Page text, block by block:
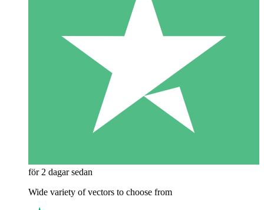
för 2 dagar sedan
Wide variety of vectors to choose from